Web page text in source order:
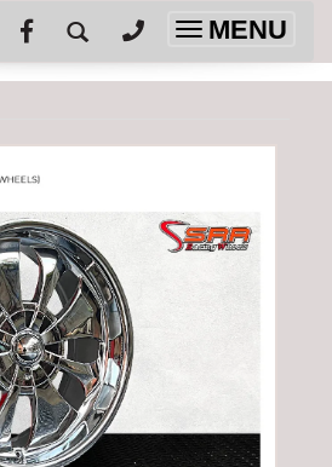
Toggle
navigation
MENU